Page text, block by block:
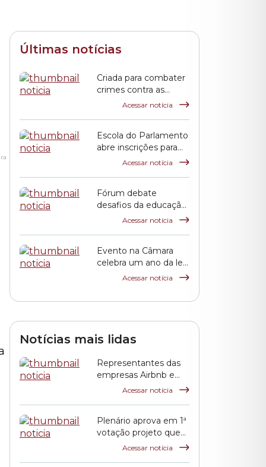
Últimas notícias
Criada para combater
crimes contra as
mulheres, Lei Maria
Acessar notícia
Escola do Parlamento
abre inscrições para
curso sobre
inclusão escolar
Acessar notícia
Fórum debate
desafios da educação
pública em São Paulo
Acessar notícia
Evento na Câmara
celebra um ano da lei
que criou o Festival
Acessar notícia
Notícias mais lidas
Representantes das
empresas Airbnb e
QuintoAndar prestam
Acessar notícia
Plenário aprova em 1ª
votação projeto que
propõe reajuste
Acessar notícia